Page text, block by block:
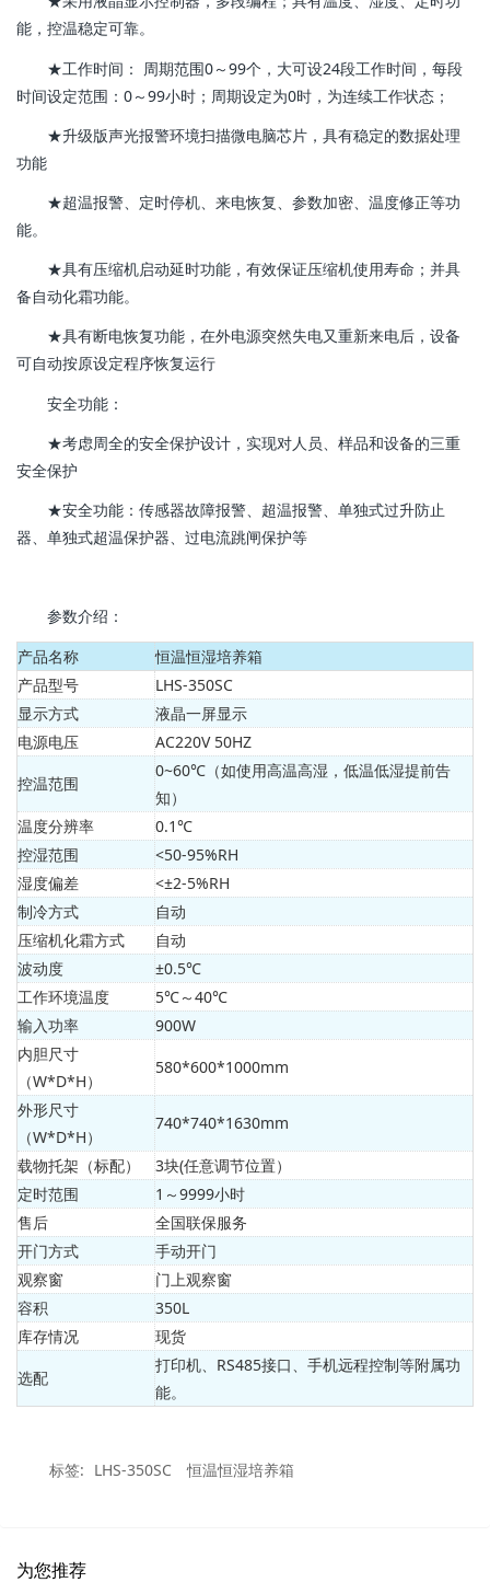
能，控温稳定可靠。
★工作时间： 周期范围0～99个，大可设24段工作时间，每段
时间设定范围：0～99小时；周期设定为0时，为连续工作状态；
★升级版声光报警环境扫描微电脑芯片，具有稳定的数据处理
功能
★超温报警、定时停机、来电恢复、参数加密、温度修正等功
能。
★具有压缩机启动延时功能，有效保证压缩机使用寿命；并具
备自动化霜功能。
★具有断电恢复功能，在外电源突然失电又重新来电后，设备
可自动按原设定程序恢复运行
安全功能：
★考虑周全的安全保护设计，实现对人员、样品和设备的三重
安全保护
★安全功能：传感器故障报警、超温报警、单独式过升防止
器、单独式超温保护器、过电流跳闸保护等
参数介绍：
产品名称
恒温恒湿培养箱
产品型号
LHS-350SC
显示方式
液晶一屏显示
电源电压
AC220V 50HZ
控温范围
0~60℃（如使用高温高湿，低温低湿提前告
知）
温度分辨率
0.1℃
控湿范围
<50-95%RH
湿度偏差
<±2-5%RH
制冷方式
自动
压缩机化霜方式
自动
波动度
±0.5℃
工作环境温度
5℃～40℃
输入功率
900W
内胆尺寸
（W*D*H）
580*600*1000mm
外形尺寸
（W*D*H）
740*740*1630mm
载物托架（标配）
3块(任意调节位置）
定时范围
1～9999小时
售后
全国联保服务
开门方式
手动开门
观察窗
门上观察窗
容积
350L
库存情况
现货
选配
打印机、RS485接口、手机远程控制等附属功
能。
标签: LHS-350SC 恒温恒湿培养箱
为您推荐